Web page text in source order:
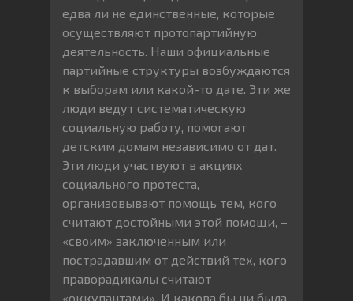
едва ли не единственные, которые
осуществляют протопартийную
деятельность. Наши официальные
партийные структуры возбуждаются
к выборам или какой-то дате. Эти же
люди ведут систематическую
социальную работу, помогают
детским домам независимо от дат.
Эти люди участвуют в акциях
социального протеста,
организовывают помощь тем, кого
считают достойными этой помощи, –
«своим» заключенным или
пострадавшим от действий тех, кого
праворадикалы считают
«оккупантами». И какова бы ни была